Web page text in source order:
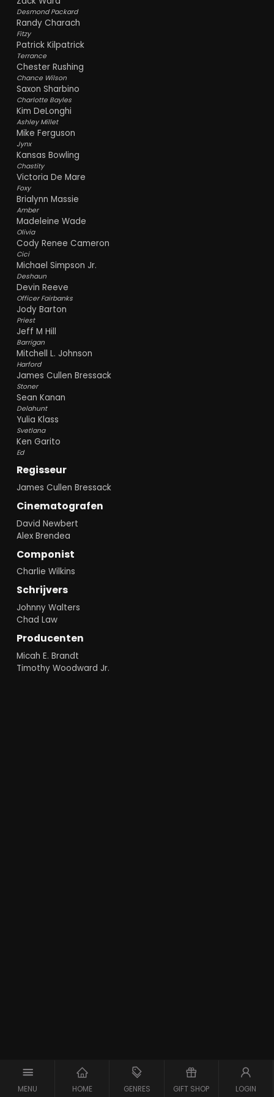
MENU HOME GENRES GIFT SHOP LOGIN
Desmond Packard
Randy Charach
Fitzy
Patrick Kilpatrick
Terrance
Chester Rushing
Chance Wilson
Saxon Sharbino
Charlotte Bayles
Kim DeLonghi
Ashley Millet
Mike Ferguson
Jynx
Kansas Bowling
Chastity
Victoria De Mare
Foxy
Brialynn Massie
Amber
Madeleine Wade
Olivia
Cody Renee Cameron
Cici
Michael Simpson Jr.
Deshaun
Devin Reeve
Officer Fairbanks
Jody Barton
Priest
Jeff M Hill
Barrigan
Mitchell L. Johnson
Harford
James Cullen Bressack
Stoner
Sean Kanan
Delahunt
Yulia Klass
Svetlana
Ken Garito
Ed
Regisseur
James Cullen Bressack
Cinematografen
David Newbert
Alex Brendea
Componist
Charlie Wilkins
Schrijvers
Johnny Walters
Chad Law
Producenten
Micah E. Brandt
Timothy Woodward Jr.